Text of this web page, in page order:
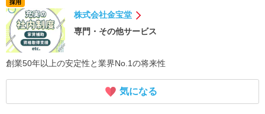
採用
株式会社金宝堂
専門・その他サービス
創業50年以上の安定性と業界No.1の将来性
気になる